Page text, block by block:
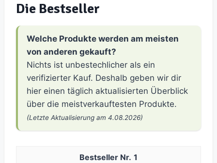
Die Bestseller
Welche Produkte werden am meisten
von anderen gekauft?
Nichts ist unbestechlicher als ein
verifizierter Kauf. Deshalb geben wir dir
hier einen täglich aktualisierten Überblick
über die meistverkauftesten Produkte.
(Letzte Aktualisierung am 4.08.2026)
1